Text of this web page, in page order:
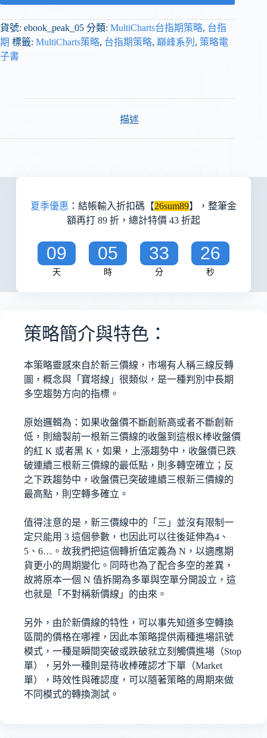
貨號: ebook_peak_05 分類: MultiCharts台指期策略, 台指
期 標籤: MultiCharts策略, 台指期策略, 巔峰系列 , 策略電
子書
描述
夏季優惠 ：結帳輸入折扣碼【26sum89】，整筆金
額再打 89 折，總計特價 43 折起
09
天
05
時
33
分
26
秒
策略簡介與特色：
本策略靈感來自於新三價線，市場有人稱三線反轉
圖，概念與「寶塔線」很類似，是一種判別中長期
多空趨勢方向的指標。
原始邏輯為：如果收盤價不斷創新高或者不斷創新
低，則繪製前一根新三價線的收盤到這根K棒收盤價
的紅 K 或者黑 K，如果，上漲趨勢中，收盤價已跌
破連續三根新三價線的最低點，則多轉空確立；反
之下跌趨勢中，收盤價已突破連續三根新三價線的
最高點，則空轉多確立。
值得注意的是，新三價線中的「三」並沒有限制一
定只能用 3 這個參數，也因此可以往後延伸為4、
5、6…。故我捫把這個轉折值定義為 N，以適應期
貨更小的周期變化。同時也為了配合多空的差異，
故將原本一個 N 值拆開為多單與空單分開設立，這
也就是「不對稱新價線」的由來。
另外，由於新價線的特性，可以事先知道多空轉換
區間的價格在哪裡，因此本策略提供兩種進場訊號
模式，一種是瞬間突破或跌破就立刻觸價進場（Stop
單），另外一種則是待收棒確認才下單（Market
單），時效性與確認度，可以隨著策略的周期來做
不同模式的轉換測試。